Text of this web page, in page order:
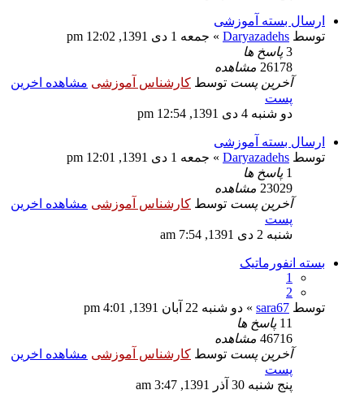
ارسال بسته آموزشی
توسط Daryazadehs » جمعه 1 دی 1391, 12:02 pm
3 پاسخ ها
26178 مشاهده
آخرین پست توسط کارشناس آموزشی مشاهده اخرین
پست
دو شنبه 4 دی 1391, 12:54 pm
ارسال بسته آموزشی
توسط Daryazadehs » جمعه 1 دی 1391, 12:01 pm
1 پاسخ ها
23029 مشاهده
آخرین پست توسط کارشناس آموزشی مشاهده اخرین
پست
شنبه 2 دی 1391, 7:54 am
بسته انفورماتیک
1
2
توسط sara67 » دو شنبه 22 آبان 1391, 4:01 pm
11 پاسخ ها
46716 مشاهده
آخرین پست توسط کارشناس آموزشی مشاهده اخرین
پست
پنج شنبه 30 آذر 1391, 3:47 am